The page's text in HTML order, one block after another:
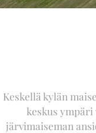
Keskellä kylän
keskus
järvimaiseman